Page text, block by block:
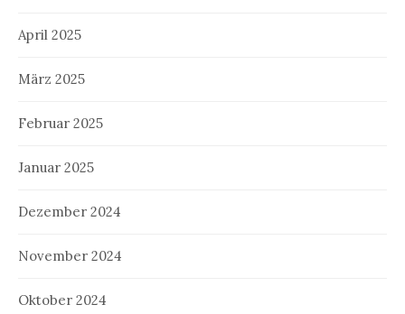
April 2025
März 2025
Februar 2025
Januar 2025
Dezember 2024
November 2024
Oktober 2024